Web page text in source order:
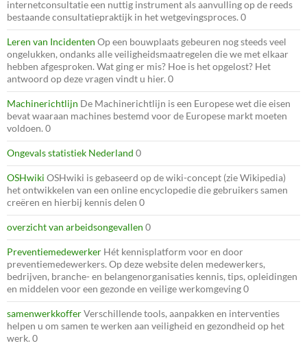
internetconsultatie een nuttig instrument als aanvulling op de reeds
bestaande consultatiepraktijk in het wetgevingsproces. 0
Leren van Incidenten Op een bouwplaats gebeuren nog steeds veel
ongelukken, ondanks alle veiligheidsmaatregelen die we met elkaar
hebben afgesproken. Wat ging er mis? Hoe is het opgelost? Het
antwoord op deze vragen vindt u hier. 0
Machinerichtlijn De Machinerichtlijn is een Europese wet die eisen
bevat waaraan machines bestemd voor de Europese markt moeten
voldoen. 0
Ongevals statistiek Nederland 0
OSHwiki OSHwiki is gebaseerd op de wiki-concept (zie Wikipedia)
het ontwikkelen van een online encyclopedie die gebruikers samen
creëren en hierbij kennis delen 0
overzicht van arbeidsongevallen 0
Preventiemedewerker Hét kennisplatform voor en door
preventiemedewerkers. Op deze website delen medewerkers,
bedrijven, branche- en belangenorganisaties kennis, tips, opleidingen
en middelen voor een gezonde en veilige werkomgeving 0
samenwerkkofferVerschillende tools, aanpakken en interventies
helpen u om samen te werken aan veiligheid en gezondheid op het
werk. 0